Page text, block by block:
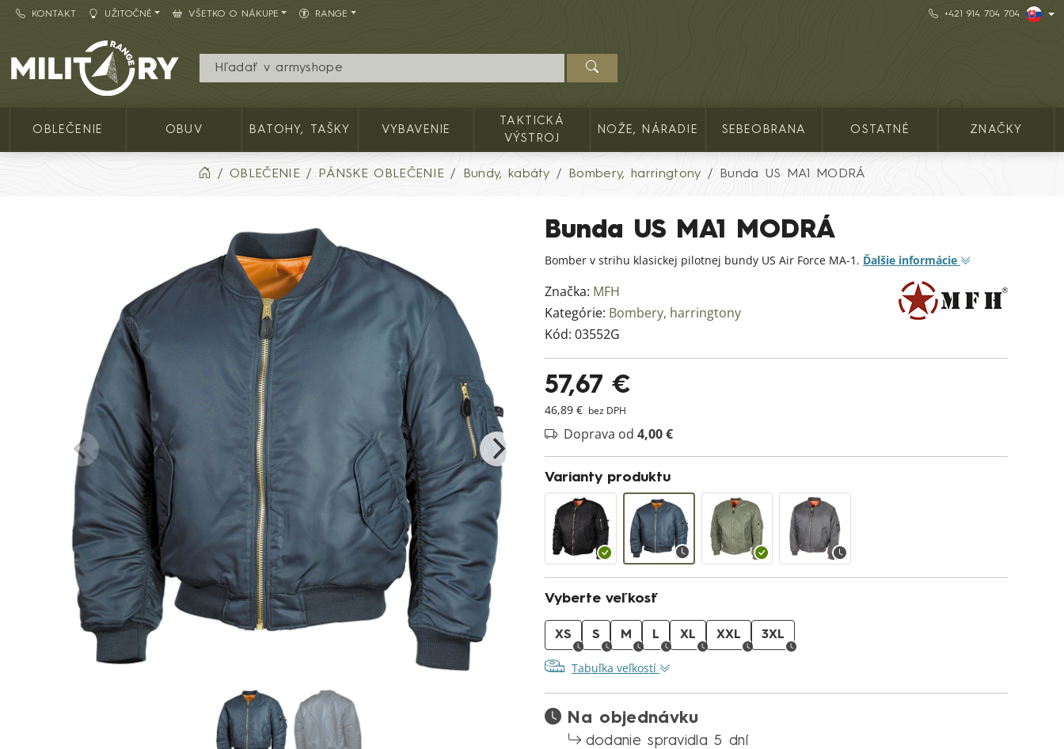
KONTAKT UŽITOČNÉ VŠETKO O NÁKUPE RANGE +421 914 704 704
Army shop MILITARY RANGE SK
OBLEČENIE OBUV BATOHY, TAŠKY VYBAVENIE
TAKTICKÁ
VÝSTROJ
NOŽE, NÁRADIE SEBEOBRANA OSTATNÉ ZNAČKY
OBLEČENIE PÁNSKE OBLEČENIE Bundy, kabáty Bombery, harringtony Bunda US MA1 MODRÁ
Bunda US MA1 MODRÁ
Bomber v strihu klasickej pilotnej bundy US Air Force MA-1. Ďalšie informácie
Značka: MFH
Kategórie: Bombery, harringtony
Kód: 03552G
57,67 €
46,89 € bez DPH
Doprava od 4,00 €
Varianty produktu
Vyberte veľkosť
XS S M L XL XXL 3XL
Tabuľka veľkostí
Na objednávku
dodanie spravidla 5 dní